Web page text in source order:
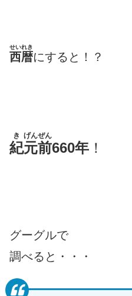
西暦
せいれき
にすると！？
紀
き
元前
げんぜん
660年 ！
グーグルで
調べると・・・